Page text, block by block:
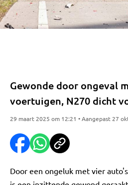
Gewonde door ongeval
voertuigen, N270 dicht
29 maart 2025 om 12:21 • Aangepast 27
Door een ongeluk met vier